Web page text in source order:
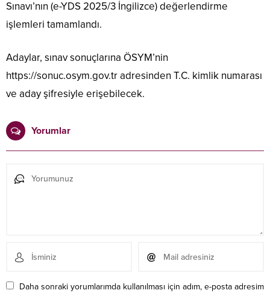
Sınavı’nın (e-YDS 2025/3 İngilizce) değerlendirme
işlemleri tamamlandı.
Adaylar, sınav sonuçlarına ÖSYM’nin
https://sonuc.osym.gov.tr adresinden T.C. kimlik numarası
ve aday şifresiyle erişebilecek.
Yorumlar
Daha sonraki yorumlarımda kullanılması için adım, e-posta adresim